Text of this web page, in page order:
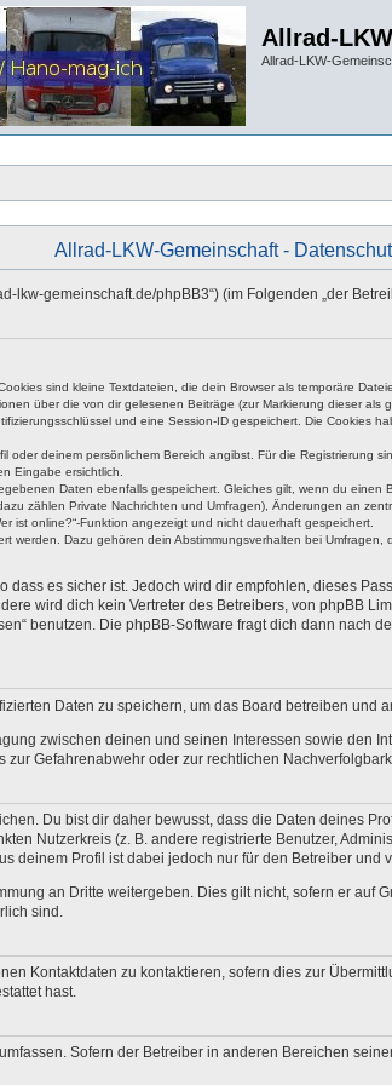
Allrad-
Allrad-LKW-
Allrad-LKW-Gemeinschaft -
lkw-gemeinschaft.de/phpBB3“) (im Folgenden „der
sind kleine Textdateien, die dein Browser als temporäre
über die von dir gelesenen Beiträge (zur Markierung dieser
und eine Session-ID gespeichert. Die Cookies
deinem persönlichem Bereich angibst. Für die
Eingabe ersichtlich.
Daten ebenfalls gespeichert. Gleiches gilt, wenn du
zählen Private Nachrichten und Umfragen), Änderungen an
ist online?“-Funktion angezeigt und nicht dauerhaft gespeichert.
werden. Dazu gehören dein Abstimmungsverhalten bei
es sicher ist. Jedoch wird dir empfohlen, dieses
wird dich kein Vertreter des Betreibers, von phpBB
benutzen. Die phpBB-Software fragt dich dann
Daten zu speichern, um das Board betreiben und
zwischen deinen und seinen Interessen sowie den
Gefahrenabwehr oder zur rechtlichen
Du bist dir daher bewusst, dass die Daten deines
Nutzerkreis (z. B. andere registrierte Benutzer,
deinem Profil ist dabei jedoch nur für den Betreiber und
an Dritte weitergeben. Dies gilt nicht, sofern er
sind.
Kontaktdaten zu kontaktieren, sofern dies zur
hast.
Sofern der Betreiber in anderen Bereichen